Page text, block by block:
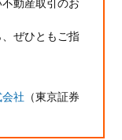
ぜひともご指
社 （東京証券